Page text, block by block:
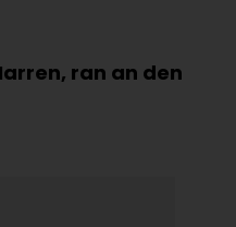
ran an den